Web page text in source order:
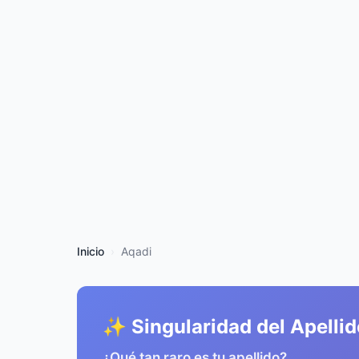
Inicio Aqadi
✨ Singularidad del